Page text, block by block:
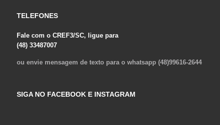
TELEFONES
Fale com o CREF3/SC, ligue para
(48) 33487007
ou envie mensagem de texto para o whatsapp (48)99616-2644
SIGA NO FACEBOOK E INSTAGRAM